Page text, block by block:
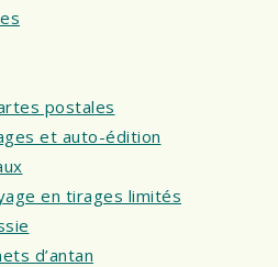
postales
et auto-édition
en tirages limités
d’antan